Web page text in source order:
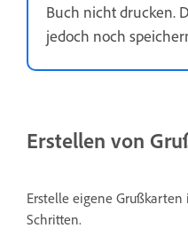
Buch nicht drucken.
jedoch noch
Erstellen von
Erstelle eigene
Schritten.